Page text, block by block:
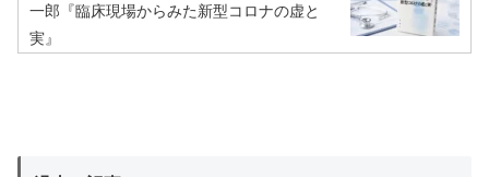
一郎『臨床現場からみた新型コロナの虚と
実』